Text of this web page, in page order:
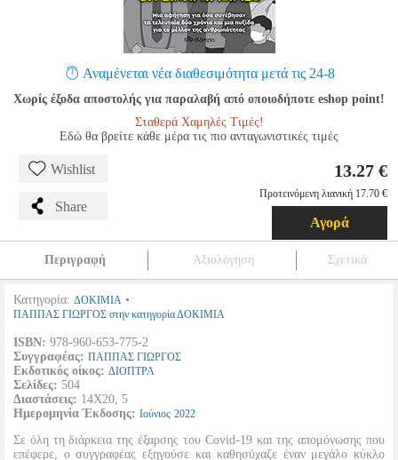
Αναμένεται νέα διαθεσιμότητα μετά τις 24-8
Χωρίς έξοδα αποστολής για παραλαβή από οποιοδήποτε eshop point!
Σταθερά Χαμηλές Τιμές!
Εδώ θα βρείτε κάθε μέρα τις πιο ανταγωνιστικές τιμές
Wishlist
Share
13.27 €
Προτεινόμενη λιανική 17.70 €
Αγορά
Περιγραφή Αξιολόγηση Σχετικά
Κατηγορία: ΔΟΚΙΜΙΑ •
ΠΑΠΠΑΣ ΓΙΩΡΓΟΣ στην κατηγορία ΔΟΚΙΜΙΑ
ISBN: 978-960-653-775-2
Συγγραφέας: ΠΑΠΠΑΣ ΓΙΩΡΓΟΣ
Εκδοτικός οίκος: ΔΙΟΠΤΡΑ
Σελίδες: 504
Διαστάσεις: 14Χ20, 5
Ημερομηνία Έκδοσης: Ιούνιος 2022
Σε όλη τη διάρκεια της έξαρσης του Covid-19 και της απομόνωσης που
επέφερε, ο συγγραφέας εξηγούσε και καθησύχαζε έναν μεγάλο κύκλο